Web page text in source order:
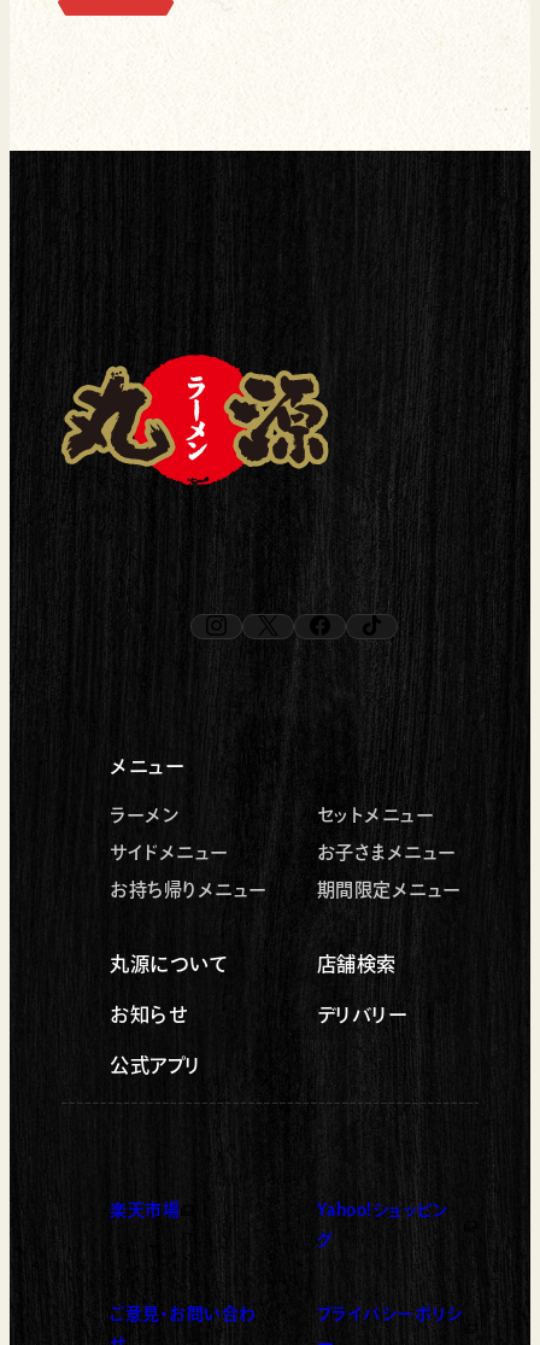
instagram
（新しいタブで開く）
（新しいタブで開く）
facebook
（新しいタブで開く）
tiktok
（新しいタブで開く）
メニュー
ラーメン セットメニュー
サイドメニュー お子さまメニュー
お持ち帰りメニュー 期間限定メニュー
丸源について 店舗検索
お知らせ デリバリー
公式アプリ
楽天市場
（新しいタブで開く）
Yahoo!ショッピン
グ
（新しいタブで開く）
ご意見・お問い合わ
プライバシーポリシ